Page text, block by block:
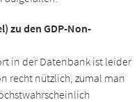
zu den GDP-Non-
in der Datenbank ist leider
recht nützlich, zumal man